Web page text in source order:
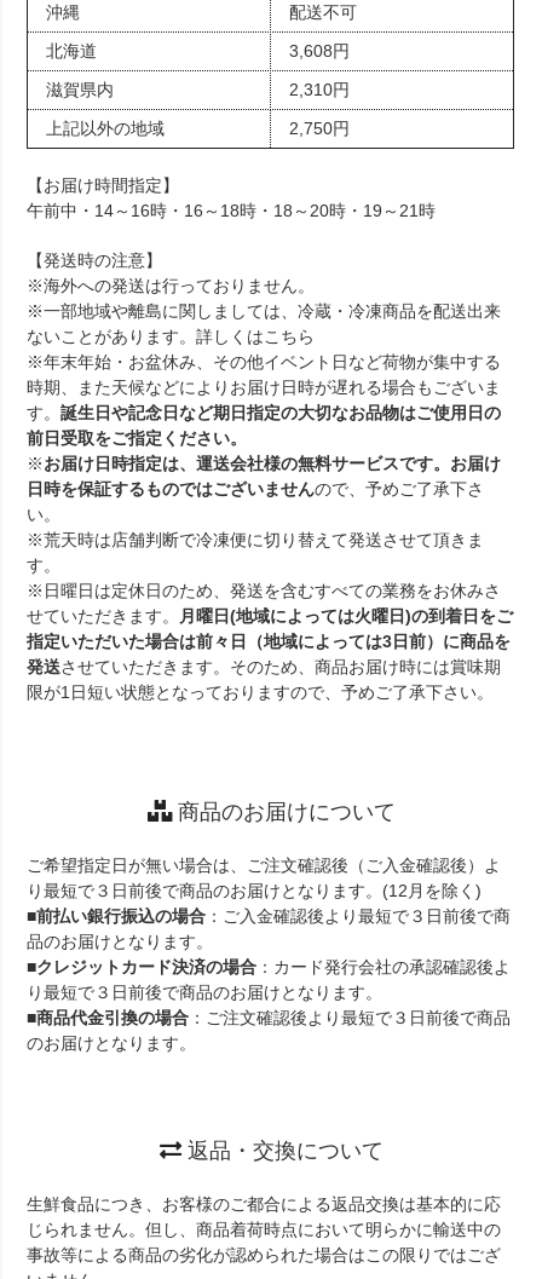
沖縄
配送不可
北海道
3,608円
滋賀県内
2,310円
上記以外の地域
2,750円
【お届け時間指定】
午前中・14～16時・16～18時・18～20時・19～21時
【発送時の注意】
※海外への発送は行っておりません。
※一部地域や離島に関しましては、冷蔵・冷凍商品を配送出来
ないことがあります。詳しくはこちら
※年末年始・お盆休み、その他イベント日など荷物が集中する
時期、また天候などによりお届け日時が遅れる場合もございま
す。誕生日や記念日など期日指定の大切なお品物はご使用日の
前日受取をご指定ください。
※お届け日時指定は、運送会社様の無料サービスです。お届け
日時を保証するものではございませんので、予めご了承下さ
い。
※荒天時は店舗判断で冷凍便に切り替えて発送させて頂きま
す。
※日曜日は定休日のため、発送を含むすべての業務をお休みさ
せていただきます。
月曜日(地域によっては火曜日)の到着日をご
指定いただいた場合は前々日（地域によっては3日前）に商品を
発送させていただきます。そのため、商品お届け時には賞味期
限が1日短い状態となっておりますので、予めご了承下さい。
商品のお届けについて
ご希望指定日が無い場合は、ご注文確認後（ご入金確認後）よ
り最短で３日前後で商品のお届けとなります。(12月を除く)
■前払い銀行振込の場合 ：ご入金確認後より最短で３日前後で商
品のお届けとなります。
■クレジットカード決済の場合 ：カード発行会社の承認確認後よ
り最短で３日前後で商品のお届けとなります。
■商品代金引換の場合 ：ご注文確認後より最短で３日前後で商品
のお届けとなります。
返品・交換について
生鮮食品につき、お客様のご都合による返品交換は基本的に応
じられません。但し、商品着荷時点において明らかに輸送中の
事故等による商品の劣化が認められた場合はこの限りではござ